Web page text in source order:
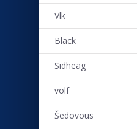
Vlk
Black
Sidheag
volf
Šedovous